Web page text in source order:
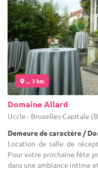
... 3 km
Domaine Allard
Uccle - Bruxelles-Capitale
Demeure de caractère /
Location de salle de
Pour votre prochaine fête
dans une ambiance intime